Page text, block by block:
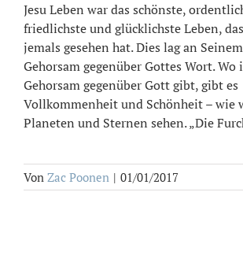
Jesu Leben war das schönste,
friedlichste und glücklichste Leben,
jemals gesehen hat. Dies lag an
Gehorsam gegenüber Gottes Wort. Wo
Gehorsam gegenüber Gott gibt, gibt es
Vollkommenheit und Schönheit – wie
Planeten und Sternen sehen. „Die
Von Zac Poonen | 01/01/2017